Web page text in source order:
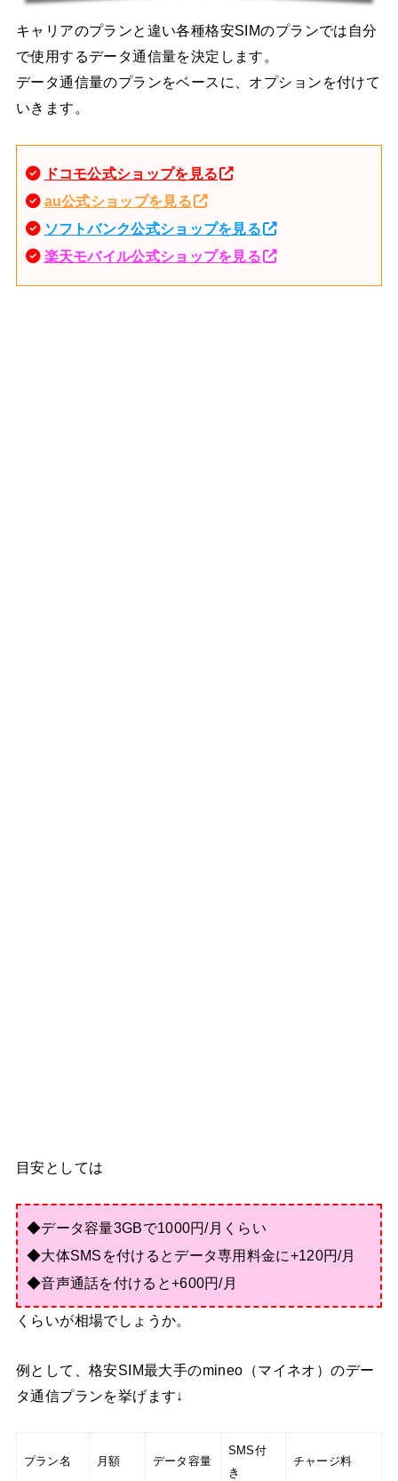
キャリアのプランと違い各種格安SIMのプランでは自分
で使用するデータ通信量を決定します。
データ通信量のプランをベースに、オプションを付けて
いきます。
ドコモ公式ショップを見る
au公式ショップを見る
ソフトバンク公式ショップを見る
楽天モバイル公式ショップを見る
目安としては
◆データ容量3GBで1000円/月くらい
◆大体SMSを付けるとデータ専用料金に+120円/月
◆音声通話を付けると+600円/月
くらいが相場でしょうか。
例として、格安SIM最大手のmineo（マイネオ）のデー
タ通信プランを挙げます↓
プラン名 月額 データ容量
SMS付
き
チャージ料